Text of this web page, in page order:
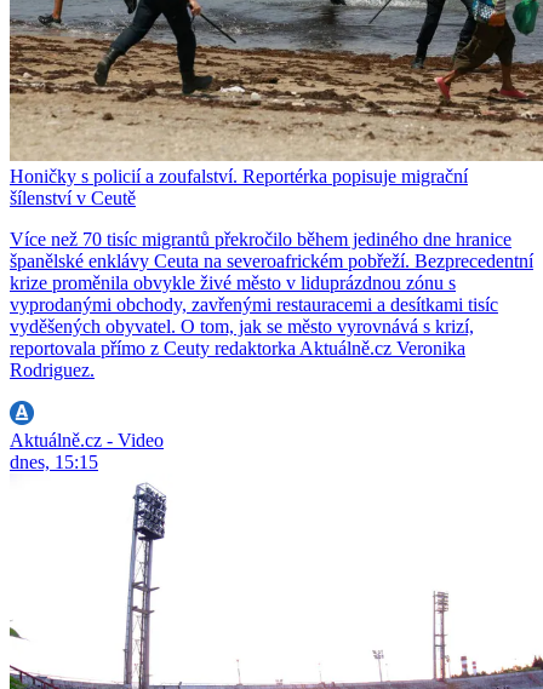
Honičky s policií a zoufalství. Reportérka popisuje migrační
šílenství v Ceutě
Více než 70 tisíc migrantů překročilo během jediného dne hranice
španělské enklávy Ceuta na severoafrickém pobřeží. Bezprecedentní
krize proměnila obvykle živé město v liduprázdnou zónu s
vyprodanými obchody, zavřenými restauracemi a desítkami tisíc
vyděšených obyvatel. O tom, jak se město vyrovnává s krizí,
reportovala přímo z Ceuty redaktorka Aktuálně.cz Veronika
Rodriguez.
Aktuálně.cz - Video
dnes, 15:15